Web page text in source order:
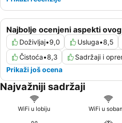
Najbolje ocenjeni aspekti
Doživljaj•9,0 Usluga•8,5
Čistoća•8,3 Sadržaji i
Prikaži još ocena
Najvažniji sadržaji
WiFi u lobiju WiFi u